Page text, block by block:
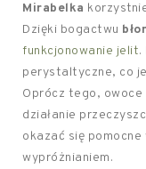
Mirabelka
Dzięki bogactwu
funkcjonowanie jelit.
perystaltyczne, co
Oprócz tego,
działanie
okazać się
wypróżnianiem.